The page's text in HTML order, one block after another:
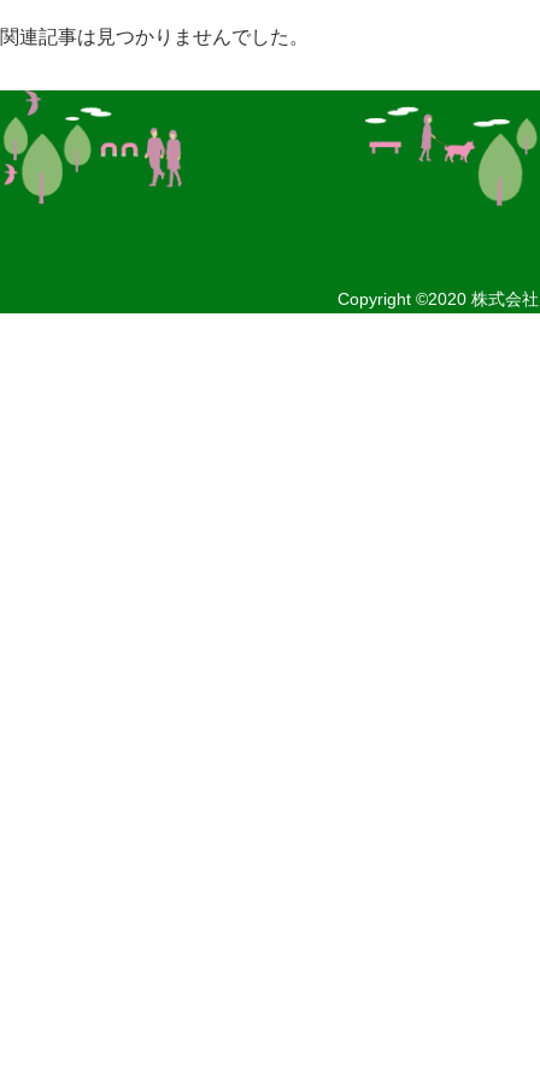
関連記事は見つかりませんでした。
Copyright ©2020 株式会